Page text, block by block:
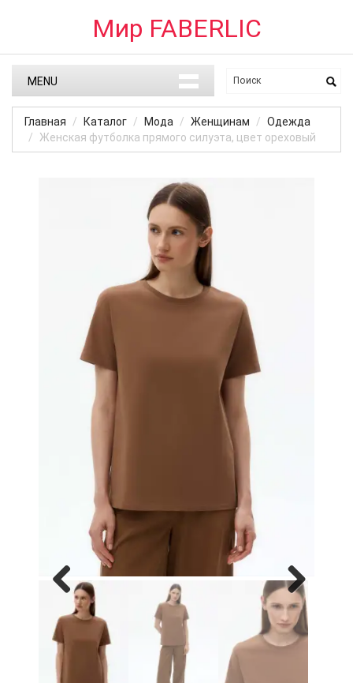
Мир FABERLIC
MENU
Главная Каталог Мода Женщинам
Одежда
Женская футболка прямого силуэта, цвет ореховый